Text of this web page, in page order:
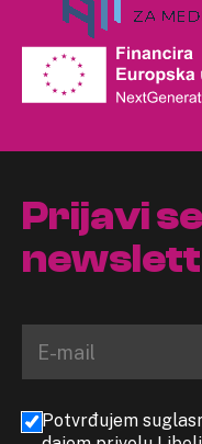
Prijavi
Potvrđujem